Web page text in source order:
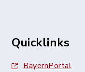
Quicklinks
BayernPortal